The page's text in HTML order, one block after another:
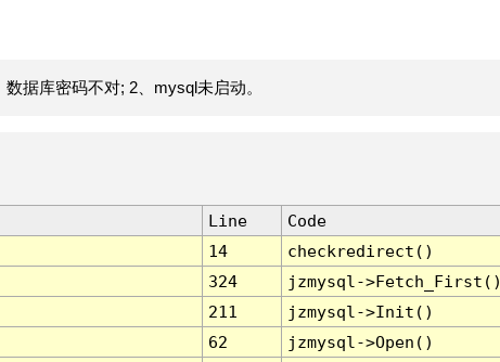
据库密码不对; 2、mysql未启动。
Line
Code
14
checkredirect()
324
jzmysql-
211
jzmysql->Init()
62
jzmysql->Open()